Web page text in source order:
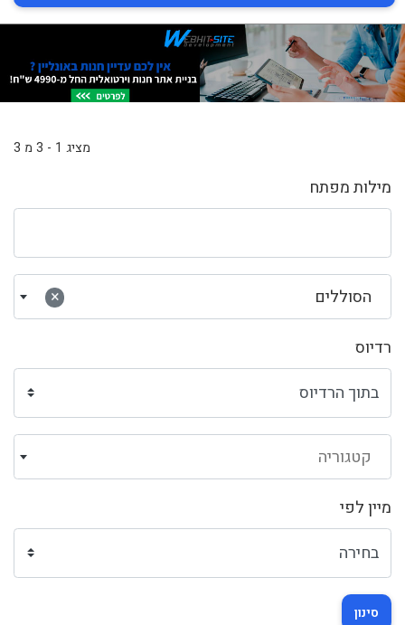
מילות מפתח
× הסוללים
רדיוס
קטגוריה
מיין לפי
סינון
מציג 1 - 3 מ 3